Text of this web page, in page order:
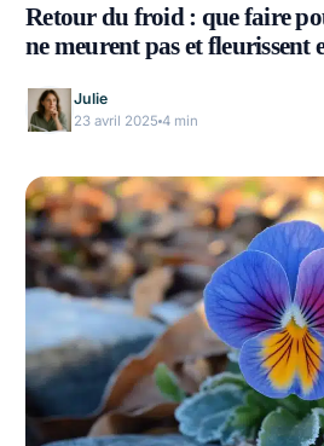
Retour du froid : que faire
ne meurent pas et fleurissent
Julie
23 avril 2025 4 min